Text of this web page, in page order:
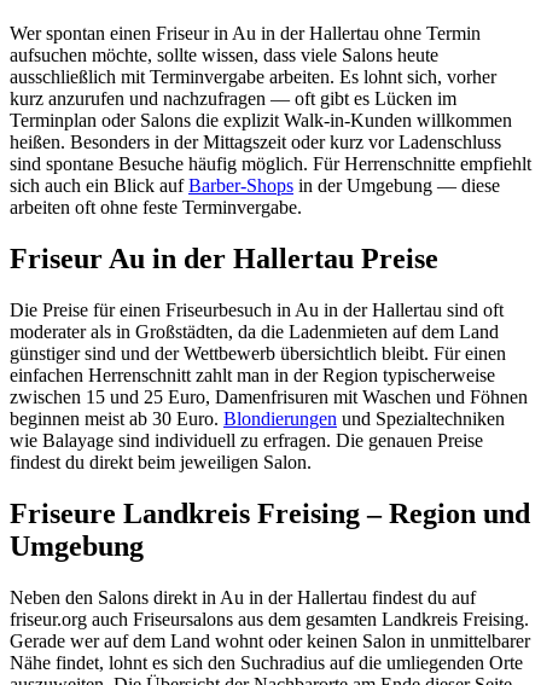
Wer spontan einen Friseur in Au in der Hallertau ohne Termin
aufsuchen möchte, sollte wissen, dass viele Salons heute
ausschließlich mit Terminvergabe arbeiten. Es lohnt sich, vorher
kurz anzurufen und nachzufragen — oft gibt es Lücken im
Terminplan oder Salons die explizit Walk-in-Kunden willkommen
heißen. Besonders in der Mittagszeit oder kurz vor Ladenschluss
sind spontane Besuche häufig möglich. Für Herrenschnitte empfiehlt
sich auch ein Blick aufBarber-Shops in der Umgebung — diese
arbeiten oft ohne feste Terminvergabe.
Friseur Au in der Hallertau Preise
Die Preise für einen Friseurbesuch in Au in der Hallertau sind oft
moderater als in Großstädten, da die Ladenmieten auf dem Land
günstiger sind und der Wettbewerb übersichtlich bleibt. Für einen
einfachen Herrenschnitt zahlt man in der Region typischerweise
zwischen 15 und 25 Euro, Damenfrisuren mit Waschen und Föhnen
beginnen meist ab 30 Euro. Blondierungen und Spezialtechniken
wie Balayage sind individuell zu erfragen. Die genauen Preise
findest du direkt beim jeweiligen Salon.
Friseure Landkreis Freising – Region und
Umgebung
Neben den Salons direkt in Au in der Hallertau findest du auf
friseur.org auch Friseursalons aus dem gesamten Landkreis Freising.
Gerade wer auf dem Land wohnt oder keinen Salon in unmittelbarer
Nähe findet, lohnt es sich den Suchradius auf die umliegenden Orte